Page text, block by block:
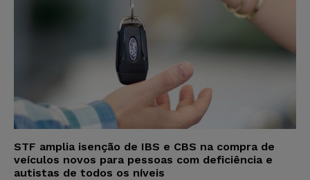
STF amplia isenção de IBS e CBS na compra de
veículos novos para pessoas com deficiência e
autistas de todos os níveis